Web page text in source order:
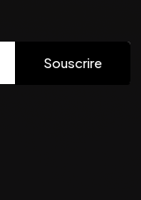
Souscrire